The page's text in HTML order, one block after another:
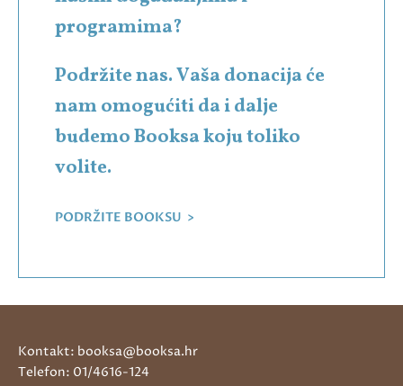
programima?
Podržite nas. Vaša donacija će
nam omogućiti da i dalje
budemo Booksa koju toliko
volite.
PODRŽITE BOOKSU >
Kontakt: booksa@booksa.hr
Telefon: 01/4616-124